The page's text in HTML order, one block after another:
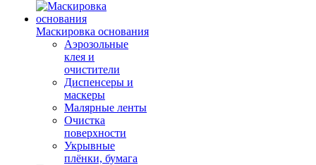
Маскировка основания
Аэрозольные
клея и
очистители
Диспенсеры и
маскеры
Малярные ленты
Очистка
поверхности
Укрывные
плёнки, бумага